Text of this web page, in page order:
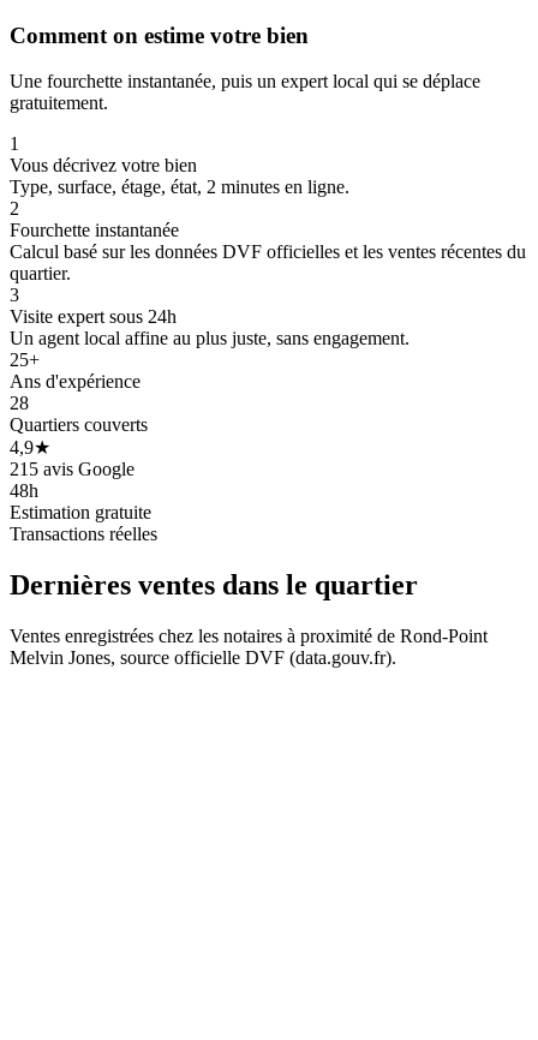
Comment on estime votre bien
Une fourchette instantanée, puis un expert local qui se déplace
gratuitement.
1
Vous décrivez votre bien
Type, surface, étage, état, 2 minutes en ligne.
2
Fourchette instantanée
Calcul basé sur les données DVF officielles et les ventes récentes du
quartier.
3
Visite expert sous 24h
Un agent local affine au plus juste, sans engagement.
25+
Ans d'expérience
28
Quartiers couverts
4,9★
215 avis Google
48h
Estimation gratuite
Transactions réelles
Dernières ventes dans le quartier
Ventes enregistrées chez les notaires à proximité de Rond-Point
Melvin Jones, source officielle DVF (data.gouv.fr).